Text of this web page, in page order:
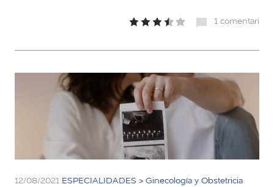
1 comentari
12/08/2021 ESPECIALIDADES > Ginecología y Obstetricia